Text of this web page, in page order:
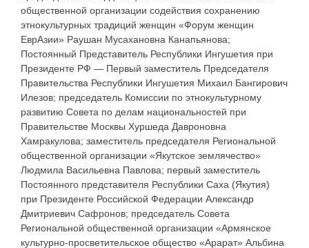
общественной организации содействия сохранению
этнокультурных традиций женщин «Форум женщин
ЕврАзии» Раушан Мусахановна Канапьянова;
Постоянный Представитель Республики Ингушетия при
Президенте РФ — Первый заместитель Председателя
Правительства Республики Ингушетия Михаил Бангирович
Илезов; председатель Комиссии по этнокультурному
развитию Совета по делам национальностей при
Правительстве Москвы Хуршеда Давроновна
Хамракулова; заместитель председателя Региональной
общественной организации «Якутское землячество»
Людмила Васильевна Павлова; первый заместитель
Постоянного представителя Республики Саха (Якутия)
при Президенте Российской Федерации Александр
Дмитриевич Сафронов; председатель Совета
Региональной общественной организации «Армянское
культурно-просветительское общество «Арарат» Альбина